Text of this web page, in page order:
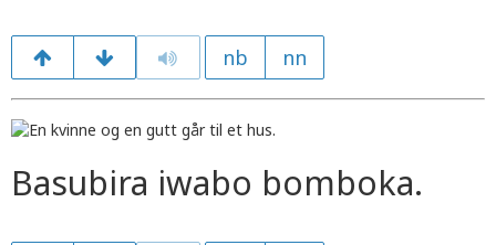
nb nn
Basubira iwabo bomboka.